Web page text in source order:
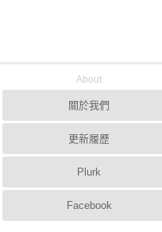
About
關於我們
更新履歷
Plurk
Facebook